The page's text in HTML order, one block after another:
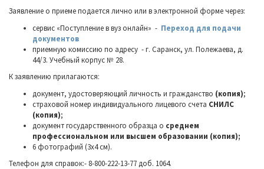
Заявление о приеме подается лично или в электронной форме через:
сервис «Поступление в вуз онлайн» - Переход для подачи
документов
приемную комиссию по адресу -г. Саранск, ул. Полежаева, д.
44/3. Учебный корпус № 28.
К заявлению прилагаются:
документ, удостоверяющий личность и гражданство (копия);
страховой номер индивидуального лицевого счета СНИЛС
(копия);
документ государственного образца о среднем
профессиональном или высшем образовании (копия);
6 фотографий (3x4 см).
Телефон для справок:- 8-800-222-13-77 доб. 1064.